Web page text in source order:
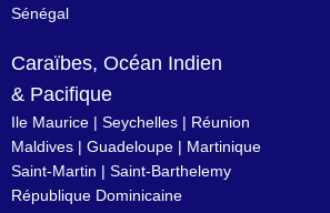
Sénégal
Caraïbes, Océan Indien
& Pacifique
Ile Maurice | Seychelles | Réunion
Maldives | Guadeloupe | Martinique
Saint-Martin | Saint-Barthelemy
République Dominicaine